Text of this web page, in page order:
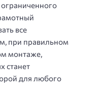
все
при правильном
монтаже,
станет
для любого